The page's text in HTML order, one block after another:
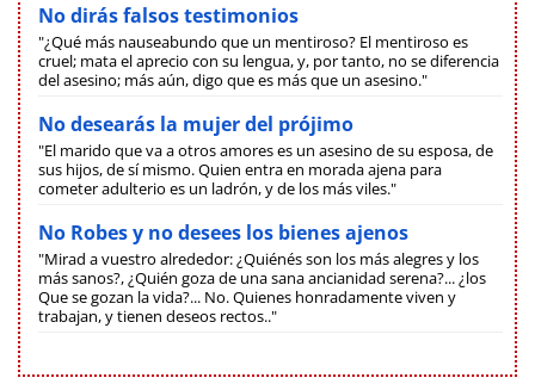
No dirás falsos testimonios
"¿Qué más nauseabundo que un mentiroso? El mentiroso es
cruel; mata el aprecio con su lengua, y, por tanto, no se diferencia
del asesino; más aún, digo que es más que un asesino."
No desearás la mujer del prójimo
"El marido que va a otros amores es un asesino de su esposa, de
sus hijos, de sí mismo. Quien entra en morada ajena para
cometer adulterio es un ladrón, y de los más viles."
No Robes y no desees los bienes ajenos
"Mirad a vuestro alrededor: ¿Quiénés son los más alegres y los
más sanos?, ¿Quién goza de una sana ancianidad serena?... ¿los
Que se gozan la vida?... No. Quienes honradamente viven y
trabajan, y tienen deseos rectos.."